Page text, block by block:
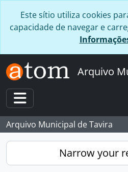
Este sítio utiliza cookies
capacidade de navegar e
Arquivo
Toggle navigation
Arquivo Municipal de Tavira
Narrow your